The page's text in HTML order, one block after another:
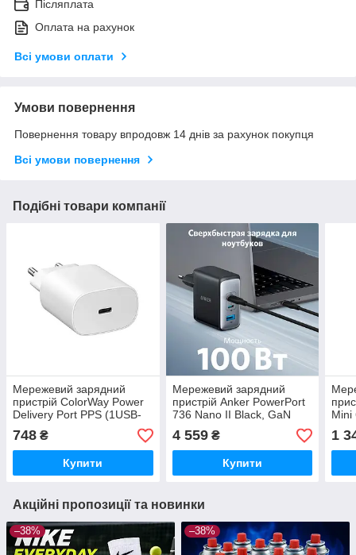
Післяплата
Оплата на рахунок
Всі умови оплати
Умови повернення
Повернення товару впродовж 14 днів за рахунок покупця
Всі умови повернення
Подібні товари компанії
Мережевий зарядний
пристрій ColorWay Power
Delivery Port PPS (1USB-
Cx3A) (25W) White (CW-
CHS033PD-WT)
748 ₴
Купити
Мережевий зарядний
пристрій Anker PowerPort
736 Nano II Black, GaN
100W (A2145G11)
4 559₴
Купити
Mini
1
Акційні пропозиції та новинки
–38% –38%